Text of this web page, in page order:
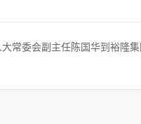
大常委会副主任陈国华到裕隆